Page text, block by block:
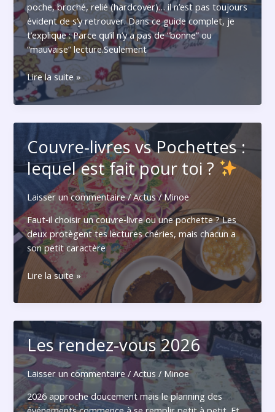
poche, broché, relié (hardcover)… il n’est pas toujours
évident de s’y retrouver. Dans ce guide complet, je
t’explique : Parce qu’il n’y a pas de “bonne” ou
“mauvaise” lecture.Seulement
Comment
choisir
taille
de
son
couvre-
?
Guide
complet
(Poche,
Broché,
Relié)
Lire la suite »
Couvre‑livres vs Pochettes :
lequel est fait pour toi ?
Laisser un commentaire /Actus/Minoe
Faut‑il choisir un couvre‑livre ou une pochette ? Les
deux protègent tes lectures chéries, mais chacun a
son petit caractère
Couvre‑livres
Pochettes
lequel
est
fait
pour
toi
?
Lire la suite »
Les rendez-vous 2026
Laisser un commentaire /Actus / Minoe
2026 approche doucement mais le planning des